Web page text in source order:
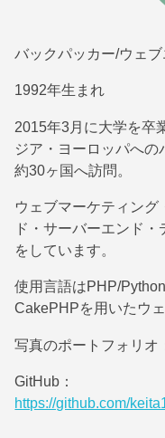
バックパッカー/ウェ
1992年生まれ
2015年3月に大学を卒
ジア・ヨーロッパへ
約30ヶ国へ訪問。
ウェブマーケティン
ド・サーバーエンド
をしています。
使用言語はPHP/
CakePHPを用いたウ
写真のポートフォリオ
GitHub：
https://github.com/